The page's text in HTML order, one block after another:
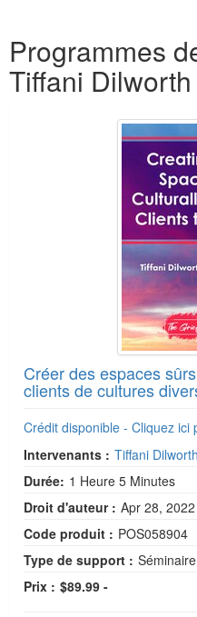
Programmes
Tiffani Dilworth
Créer des espaces
clients de cultures
Crédit disponible - Cliquez ici
Intervenants : Tiffani
Durée: 1 Heure 5 Minutes
Droit d'auteur : Apr 28, 2022
Code produit : POS058904
Type de support :
Prix : $89.99 -